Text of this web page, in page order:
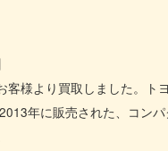
客様より買取しました。ト
年に販売された、コンパ